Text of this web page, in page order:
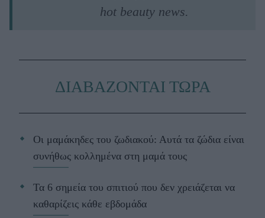
hot beauty news.
ΔΙΑΒΑΖΟΝΤΑΙ ΤΩΡΑ
Οι μαμάκηδες του ζωδιακού: Αυτά τα ζώδια είναι
συνήθως κολλημένα στη μαμά τους
Τα 6 σημεία του σπιτιού που δεν χρειάζεται να
καθαρίζεις κάθε εβδομάδα